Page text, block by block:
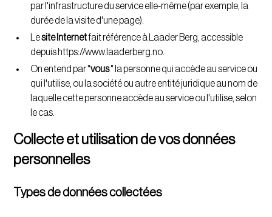
par l'infrastructure du service elle-même (par exemple, la
durée de la visite d'une page).
Lesite Internetfait référence à Laader Berg, accessible
depuis https://www.laaderberg.no
On entend par "vous" la personne qui accède au service ou
qui l'utilise, ou la société ou autre entité juridique au nom de
laquelle cette personne accède au service ou l'utilise, selon
le cas.
Collecte et utilisation de vos données
personnelles
Types de données collectées